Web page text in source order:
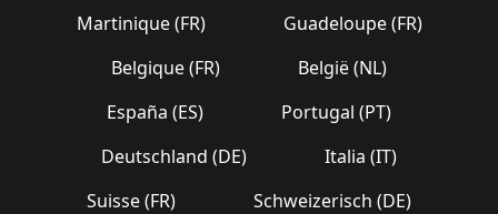
Martinique (FR)
Guadeloupe (FR)
Belgique (FR)
België (NL)
España (ES)
Portugal (PT)
Deutschland (DE)
Italia (IT)
Suisse (FR)
Schweizerisch (DE)